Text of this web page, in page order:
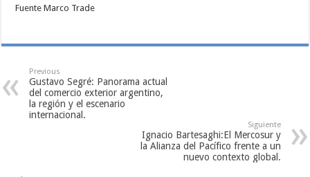
Fuente Marco Trade
Previous
Gustavo Segré: Panorama actual
del comercio exterior argentino,
la región y el escenario
internacional.
Siguiente
Ignacio Bartesaghi:El Mercosur y
la Alianza del Pacífico frente a un
nuevo contexto global.